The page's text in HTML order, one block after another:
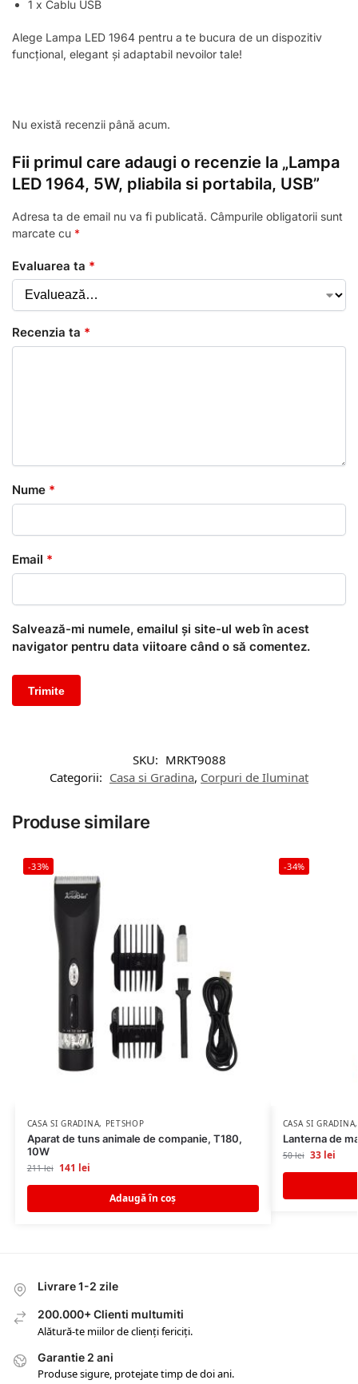
1 x Cablu USB
Alege Lampa LED 1964 pentru a te bucura de un dispozitiv
funcțional, elegant și adaptabil nevoilor tale!
Nu există recenzii până acum.
Fii primul care adaugi o recenzie la „Lampa
LED 1964, 5W, pliabila si portabila, USB”
Adresa ta de email nu va fi publicată. Câmpurile obligatorii sunt
marcate cu *
Evaluarea ta *
Recenzia ta *
Nume *
Email *
Salvează-mi numele, emailul și site-ul web în acest
navigator pentru data viitoare când o să comentez.
SKU: MRKT9088
Categorii: Casa si Gradina, Corpuri de Iluminat
Produse similare
-33%
CASA SI GRADINA, PETSHOP
Aparat de tuns animale de companie, T180,
10W
211lei 141 lei
Adaugă în coș
-34%
CASA SI GRADINA
Lanterna de
50lei 33 lei
Livrare 1-2 zile
200.000+ Clienti multumiti
Alătură-te miilor de clienți fericiți.
Garantie 2 ani
Produse sigure, protejate timp de doi ani.